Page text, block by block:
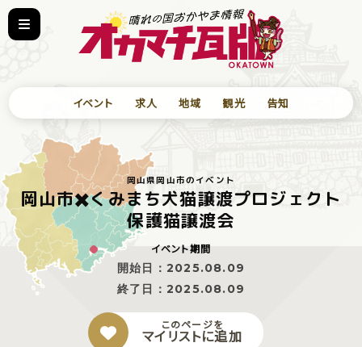
イベント 求人 地域 観光 告知
岡山県岡山市のイベント
岡山市✖️くみまち犬猫譲渡プロジェクト
保護猫譲渡会
イベント期間
開始日： 2025.08.09
終了日： 2025.08.09
このページを
マイリストに追加